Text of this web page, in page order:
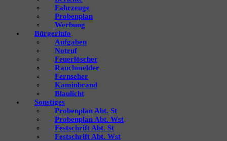
Fahrzeuge
Probenplan
Werbung
Bürgerinfo
Aufgaben
Notruf
Feuerlöscher
Rauchmelder
Fernseher
Kaminbrand
Blaulicht
Sonstiges
Probenplan Abt. St
Probenplan Abt. Wst
Festschrift Abt. St
Festschrift Abt. Wst